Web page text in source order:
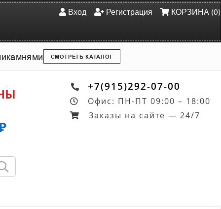
Вход Регистрация КОРЗИНА (0)
камнями СМОТРЕТЬ КАТАЛОГ
+7(915)292-07-00
Офис: ПН-ПТ 09:00 – 18:00
Заказы на сайте — 24/7